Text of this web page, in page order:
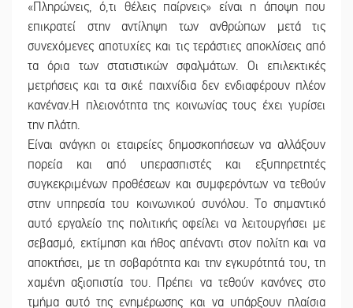
«Πληρώνεις, ό,τι θέλεις παίρνεις» είναι η άποψη που
επικρατεί στην αντίληψη των ανθρώπων μετά τις
συνεχόμενες αποτυχίες και τις τεράστιες αποκλίσεις από
τα όρια των στατιστικών σφαλμάτων. Οι επιλεκτικές
μετρήσεις και τα σικέ παιχνίδια δεν ενδιαφέρουν πλέον
κανέναν.Η πλειονότητα της κοινωνίας τους έχει γυρίσει
την πλάτη.
Είναι ανάγκη οι εταιρείες δημοσκοπήσεων να αλλάξουν
πορεία και από υπερασπιστές και εξυπηρετητές
συγκεκριμένων προθέσεων και συμφερόντων να τεθούν
στην υπηρεσία του κοινωνικού συνόλου. Το σημαντικό
αυτό εργαλείο της πολιτικής οφείλει να λειτουργήσει με
σεβασμό, εκτίμηση και ήθος απέναντι στον πολίτη και να
αποκτήσει, με τη σοβαρότητα και την εγκυρότητά του, τη
χαμένη αξιοπιστία του. Πρέπει να τεθούν κανόνες στο
τμήμα αυτό της ενημέρωσης και να υπάρξουν πλαίσια